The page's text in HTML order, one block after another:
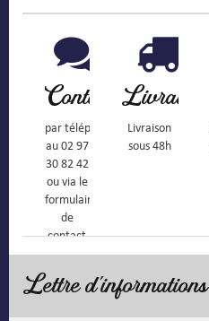
Contact
par téléphone
au 02 97
30 82 42
ou via le
formulaire
de
contact
Livraison
Livraison
sous 48h
Lettre d'informations